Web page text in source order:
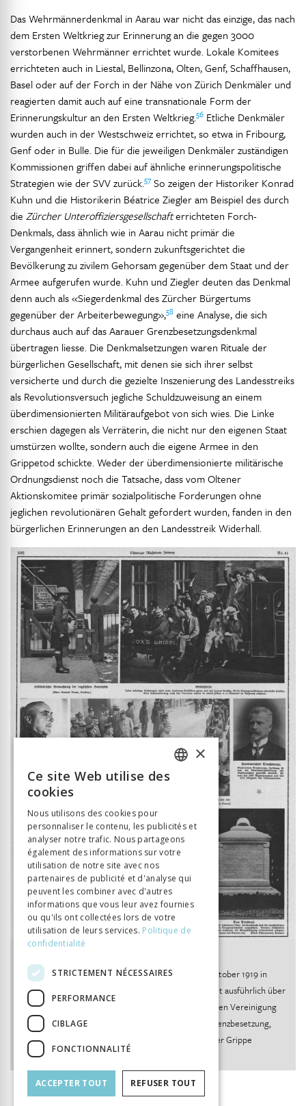
Das Wehrmännerdenkmal in Aarau war nicht das einzige, das nach
dem Ersten Weltkrieg zur Erinnerung an die gegen 3000
verstorbenen Wehrmänner errichtet wurde. Lokale Komitees
errichteten auch in Liestal, Bellinzona, Olten, Genf, Schaffhausen,
Basel oder auf der Forch in der Nähe von Zürich Denkmäler und
reagierten damit auch auf eine transnationale Form der
Erinnerungskultur an den Ersten Weltkrieg.56 Etliche Denkmäler
wurden auch in der Westschweiz errichtet, so etwa in Fribourg,
Genf oder in Bulle. Die für die jeweiligen Denkmäler zuständigen
Kommissionen griffen dabei auf ähnliche erinnerungspolitische
Strategien wie der SVV zurück.57 So zeigen der Historiker Konrad
Kuhn und die Historikerin Béatrice Ziegler am Beispiel des durch
die Zürcher Unteroffiziersgesellschafterrichteten Forch-
Denkmals, dass ähnlich wie in Aarau nicht primär die
Vergangenheit erinnert, sondern zukunftsgerichtet die
Bevölkerung zu zivilem Gehorsam gegenüber dem Staat und der
Armee aufgerufen wurde. Kuhn und Ziegler deuten das Denkmal
denn auch als «Siegerdenkmal des Zürcher Bürgertums
gegenüber der Arbeiterbewegung»,58 eine Analyse, die sich
durchaus auch auf das Aarauer Grenzbesetzungsdenkmal
übertragen liesse. Die Denkmalsetzungen waren Rituale der
bürgerlichen Gesellschaft, mit denen sie sich ihrer selbst
versicherte und durch die gezielte Inszenierung des Landesstreiks
als Revolutionsversuch jegliche Schuldzuweisung an einem
überdimensionierten Militäraufgebot von sich wies. Die Linke
erschien dagegen als Verräterin, die nicht nur den eigenen Staat
umstürzen wollte, sondern auch die eigene Armee in den
Grippetod schickte. Weder der überdimensionierte militärische
Ordnungsdienst noch die Tatsache, dass vom Oltener
Aktionskomitee primär sozialpolitische Forderungen ohne
jeglichen revolutionären Gehalt gefordert wurden, fanden in den
bürgerlichen Erinnerungen an den Landesstreik Widerhall.
Das Grenzbesetzungsdenkmal in Aarau wird am 5. Oktober 1919 in
Aarau eingeweiht. Die Schweizer Illustrierte berichtet ausführlich über
das Ereignis. Das von der Aargauischen Vaterländischen Vereinigung
1919 gestiftete Denkmal erinnert nicht nur an die Grenzbesetzung,
sondern auch an die während des Landesstreiks an der Grippe
verstorbenen Soldaten.
ITALIAN
×
Ce site Web utilise des
cookies
Nous utilisons des cookies pour
personnaliser le contenu, les publicités et
analyser notre trafic. Nous partageons
également des informations sur votre
utilisation de notre site avec nos
partenaires de publicité et d'analyse qui
peuvent les combiner avec d'autres
informations que vous leur avez fournies
ou qu'ils ont collectées lors de votre
utilisation de leurs services. Politique de
confidentialité
STRICTEMENT NÉCESSAIRES
PERFORMANCE
CIBLAGE
FONCTIONNALITÉ
ACCEPTER TOUT REFUSER TOUT